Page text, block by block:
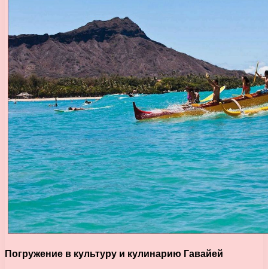
Погружение в культуру и кулинарию Гавайей